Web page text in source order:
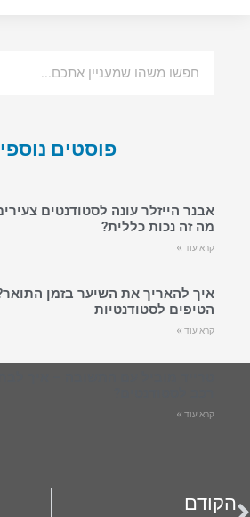
פוסטים נוספים
אבנר הייזלר עונה לסטודנטים צעירים:
מה זה נכות כללית?
קרא עוד »
איך להאריך את השיער בזמן התואר?
הטיפים לסטודנטיות
קרא עוד »
קרא עוד »
הקודם